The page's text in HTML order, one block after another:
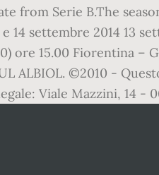
Serie B.The
settembre 2014 13
ore 15.00 Fiorentina –
ALBIOL. ©2010 -
Viale Mazzini, 14 -